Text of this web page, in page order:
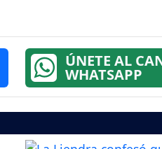
ÚNETE AL
WHATSAPP